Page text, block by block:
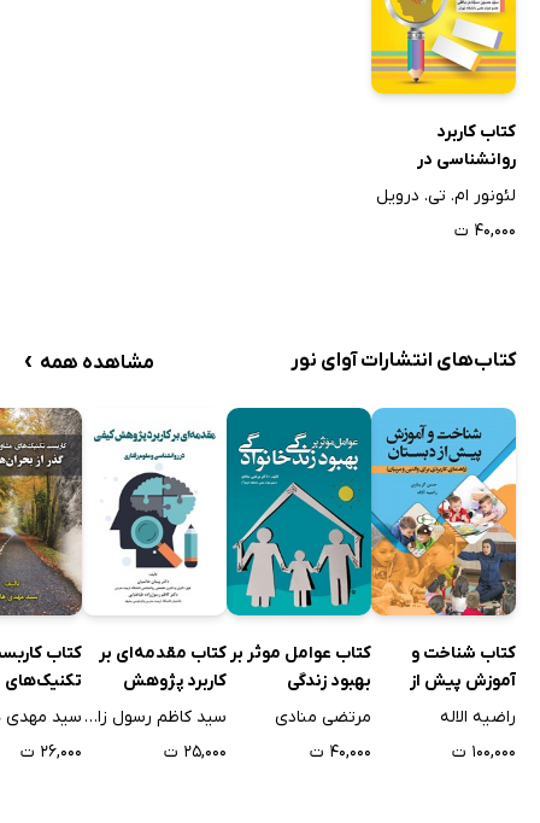
کتاب کاربرد
روانشناسی در
تدریس
لئونور ام. تی. درویل
۴۰,۰۰۰ ت
کتاب‌های انتشارات آوای نور مشاهده همه ›
کتاب شناخت و
آموزش پیش از
دبستان
راضیه الاله
۱۰۰,۰۰۰ ت
کتاب عوامل موثر بر
بهبود زندگی
خانوادگی
مرتضی منادی
۴۰,۰۰۰ ت
کتاب مقدمه‌ای بر
کاربرد پژوهش
کیفی در روانشناسیسید کاظم رسول زاده طباطبایی
۲۵,۰۰۰ ت
کتاب
تکنیک‌های
و
سید مهدی
۲۶,۰۰۰ ت